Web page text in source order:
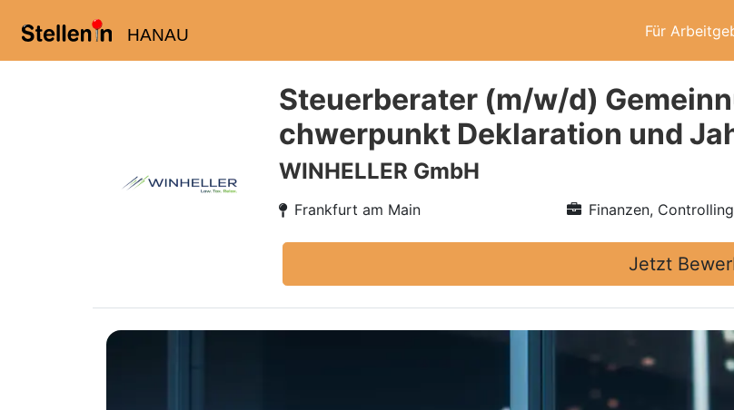
HANAU Für
Steuerberater (m/w/d)
chwerpunkt Deklaration und
WINHELLER GmbH
Frankfurt am Main Finanzen,
Jetzt